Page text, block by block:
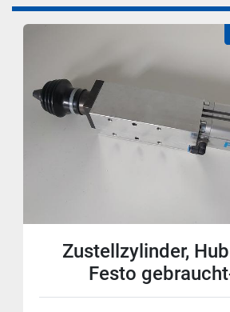
Zustellzylinder,
Festo